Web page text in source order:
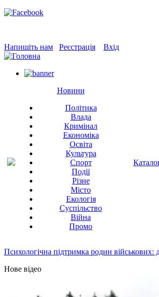
Напишіть нам Реєстрація Вхід
Новини
Політика
Влада
Кримінал
Економіка
Освіта
Культура
Спорт
Події
Різне
Місто
Екологія
Суспільство
Війна
Промо
Психологічна підтримка родин військових:
Нове відео